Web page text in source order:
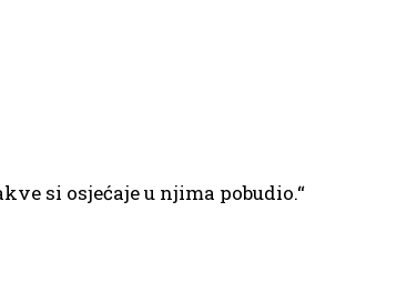
si osjećaje u njima pobudio.“